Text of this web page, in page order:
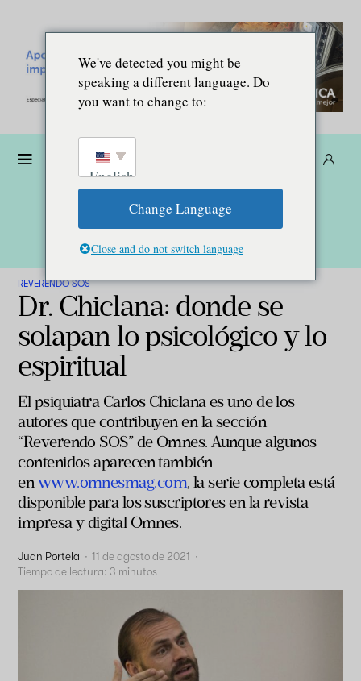
REVERENDO SOS
Dr. Chiclana: donde se
solapan lo psicológico y lo
espiritual
El psiquiatra Carlos Chiclana es uno de los
autores que contribuyen en la sección
“Reverendo SOS” de Omnes. Aunque algunos
contenidos aparecen también
enwww.omnesmag.com, la serie completa está
disponible para los suscriptores en la revista
impresa y digital Omnes.
Juan Portela · 11 de agosto de 2021 ·
Tiempo de lectura: 3 minutos
We've detected you might be
speaking a different language. Do
you want to change to:
English
Change Language
Close and do not switch language